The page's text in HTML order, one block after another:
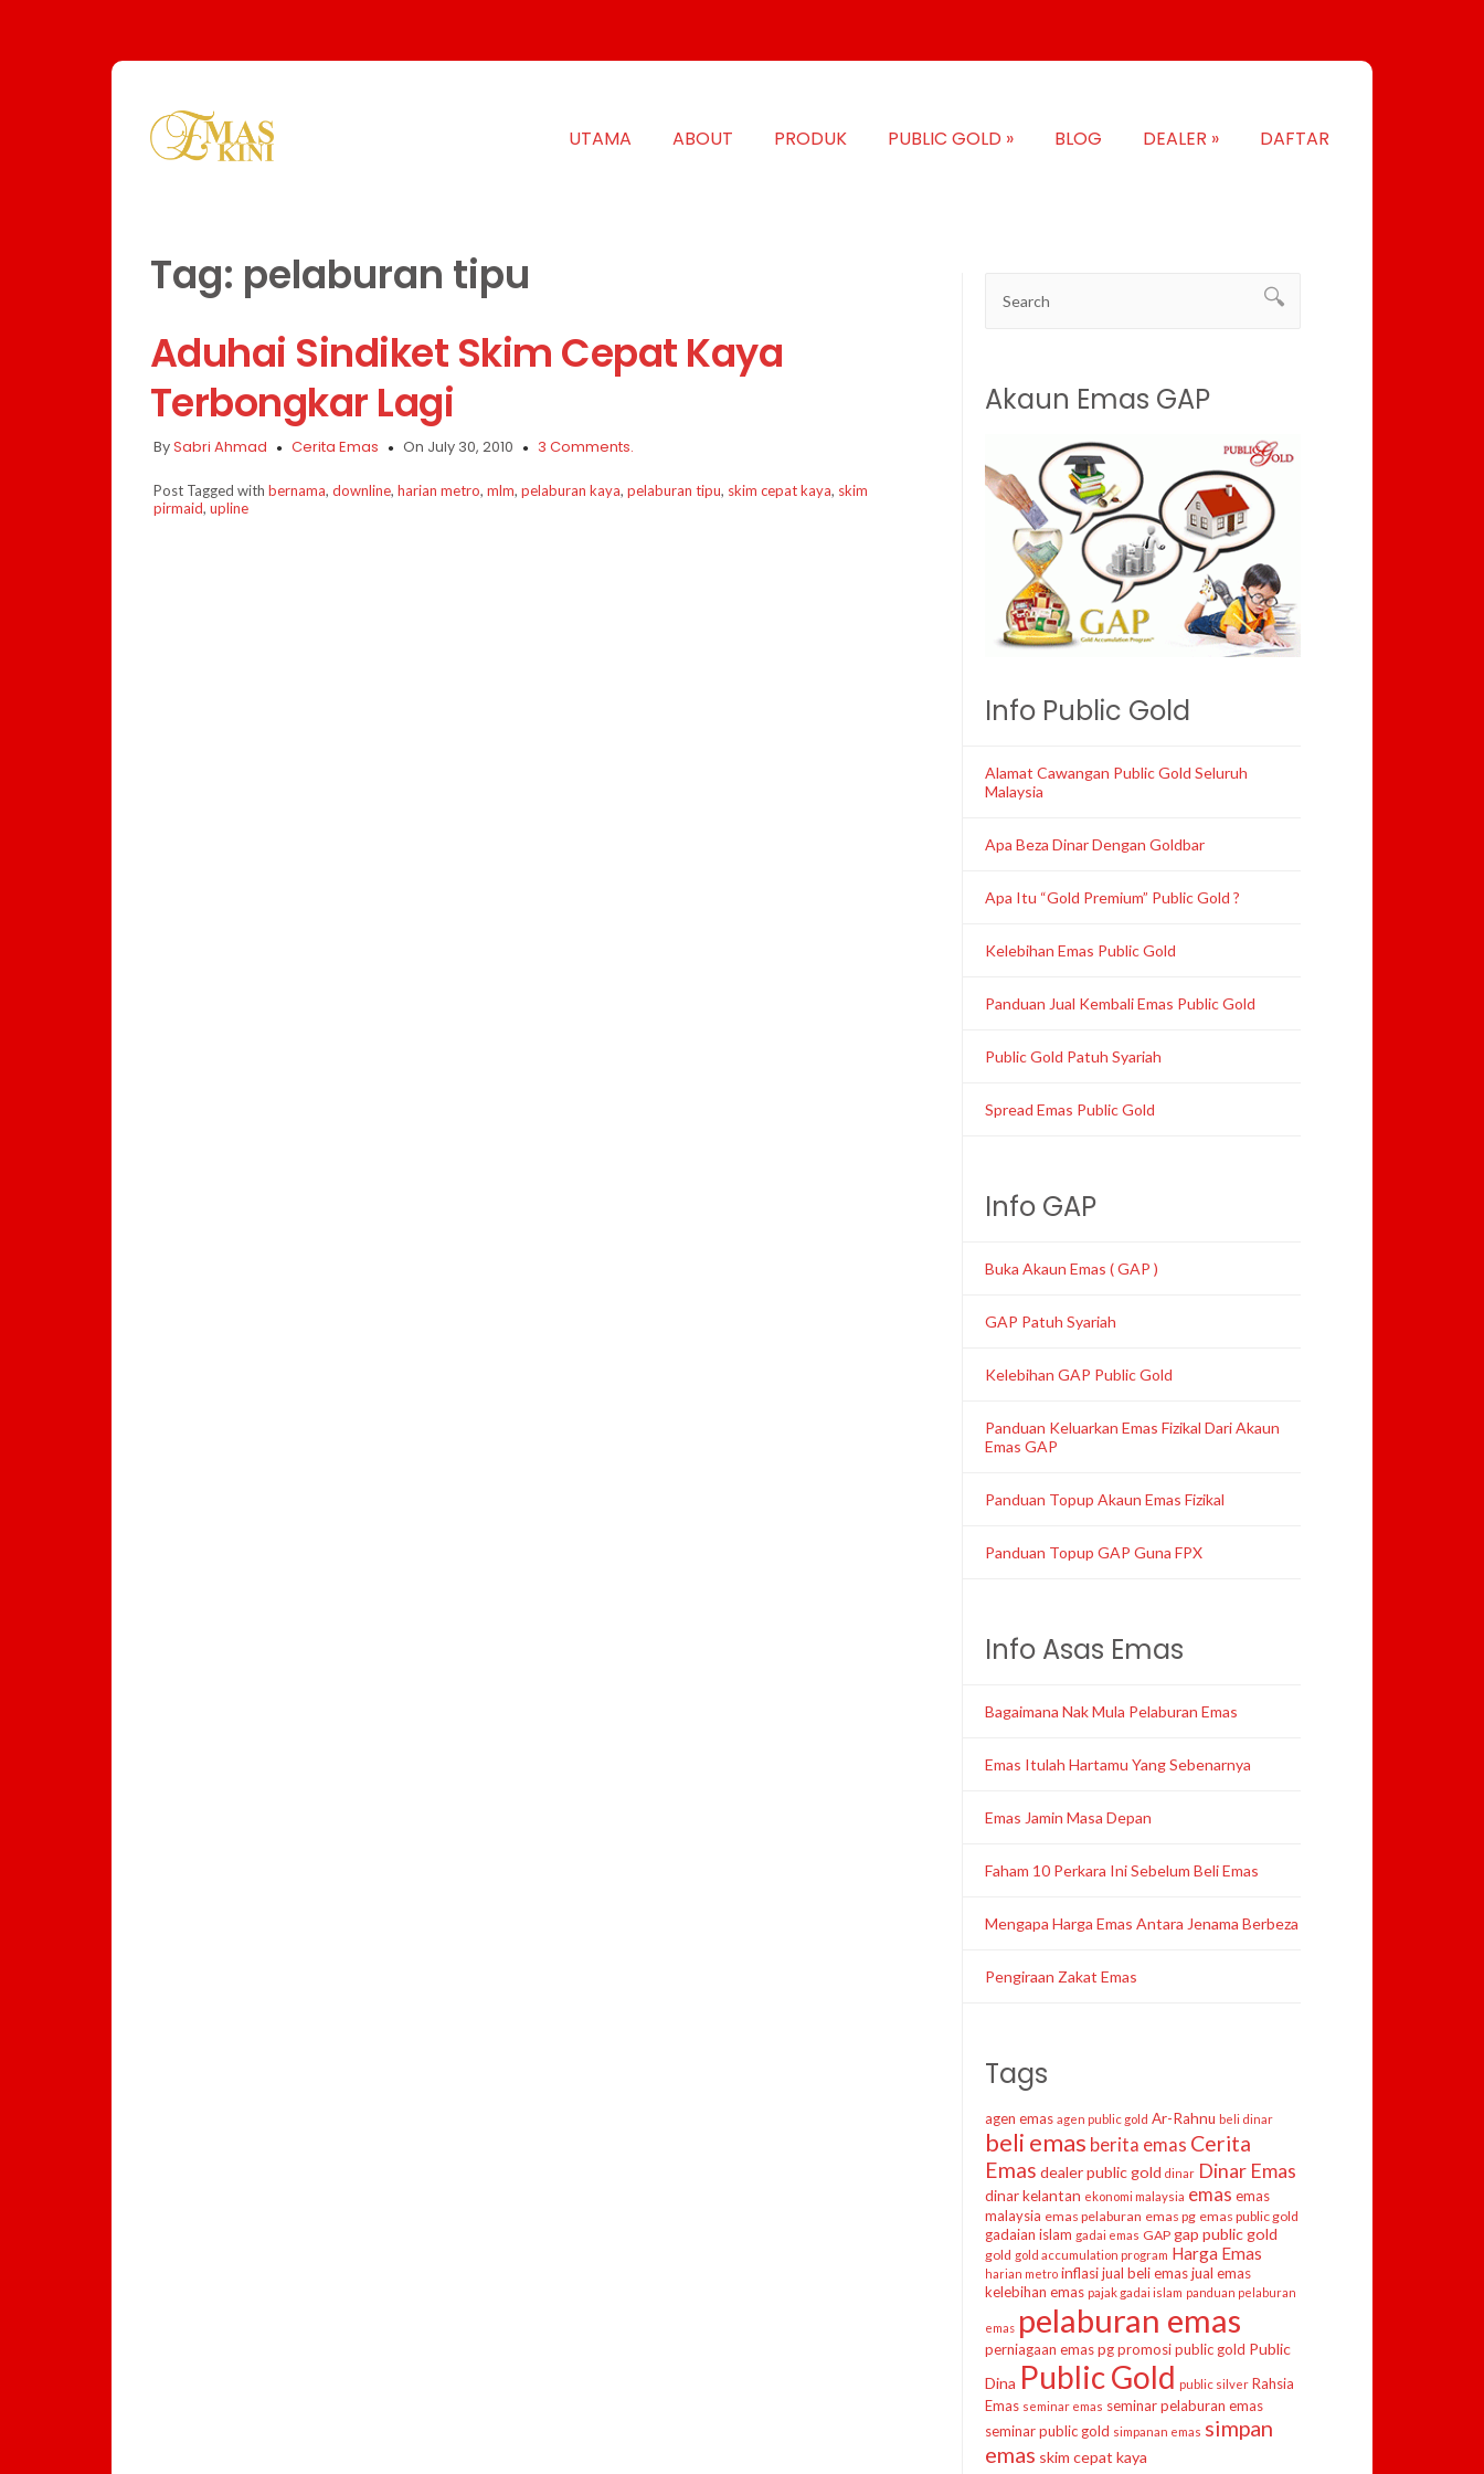
UTAMA ABOUT PRODUK PUBLIC GOLD » BLOG DEALER » DAFTAR
Tag: pelaburan tipu
Aduhai Sindiket Skim Cepat Kaya
Terbongkar Lagi
BySabri Ahmad Cerita Emas On July 30, 2010 3 Comments.
Post Tagged with bernama, downline, harian metro, mlm, pelaburan kaya, pelaburan tipu, skim cepat kaya, skim
pirmaid, upline
Akaun Emas GAP
Info Public Gold
Alamat Cawangan Public Gold Seluruh
Malaysia
Apa Beza Dinar Dengan Goldbar
Apa Itu “Gold Premium” Public Gold ?
Kelebihan Emas Public Gold
Panduan Jual Kembali Emas Public Gold
Public Gold Patuh Syariah
Spread Emas Public Gold
Info GAP
Buka Akaun Emas ( GAP )
GAP Patuh Syariah
Kelebihan GAP Public Gold
Panduan Keluarkan Emas Fizikal Dari Akaun
Emas GAP
Panduan Topup Akaun Emas Fizikal
Panduan Topup GAP Guna FPX
Info Asas Emas
Bagaimana Nak Mula Pelaburan Emas
Emas Itulah Hartamu Yang Sebenarnya
Emas Jamin Masa Depan
Faham 10 Perkara Ini Sebelum Beli Emas
Mengapa Harga Emas Antara Jenama Berbeza
Pengiraan Zakat Emas
Tags
agen emas agen public gold Ar-Rahnu beli dinar
beli emas berita emas Cerita
Emas dealer public gold dinar Dinar Emas
dinar kelantan ekonomi malaysia emas emas
malaysia emas pelaburan emas pg emas public gold
gadaian islam gadai emas GAP gap public gold
gold gold accumulation program Harga Emas
harian metro inflasi jual beli emas jual emas
kelebihan emas pajak gadai islam panduan pelaburan
emas pelaburan emas
perniagaan emas pg promosi public gold Public
Dina Public Gold public silver Rahsia
Emas seminar emas seminar pelaburan emas
seminar public gold simpanan emas simpan
emas skim cepat kaya